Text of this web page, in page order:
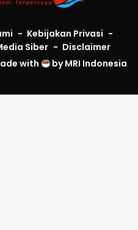
Kebijakan Privasi
Siber
Disclaimer
with
byMRI Indonesia